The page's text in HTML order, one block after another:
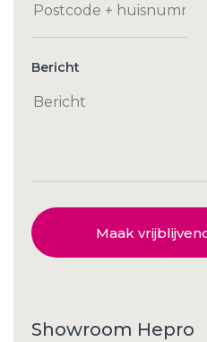
Bericht
Maak
Showroom Hepro